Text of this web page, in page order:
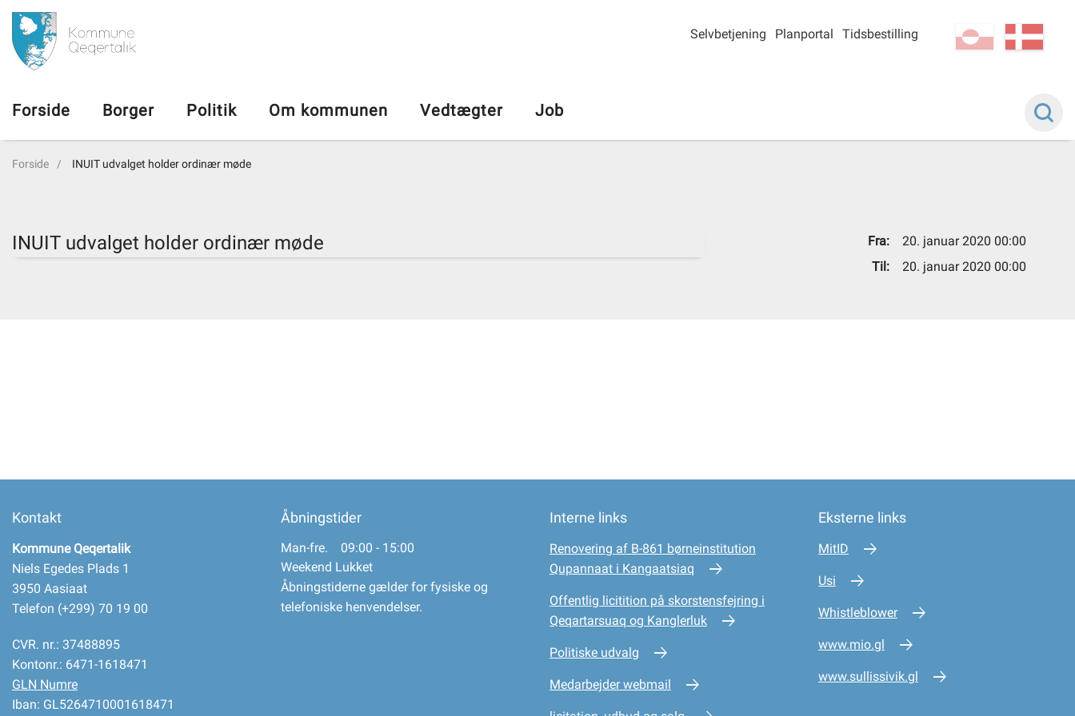
Om kommunen
kl-GL
Selvbetjening Planportal Tidsbestilling
Forside Borger Politik Om kommunen Vedtægter Job
Forside INUIT udvalget holder ordinær møde
INUIT udvalget holder ordinær møde Fra:
20. januar 2020 00:00
Til:
20. januar 2020 00:00
Kontakt
Kommune Qeqertalik
Niels Egedes Plads 1
3950 Aasiaat
Telefon (+299) 70 19 00
CVR. nr.: 37488895
Kontonr.: 6471-1618471
GLN Numre
Iban: GL5264710001618471
Åbningstider
Man-fre. 09:00 - 15:00
Weekend Lukket
Åbningstiderne gælder for fysiske og
telefoniske henvendelser.
Interne links
Renovering af B-861 børneinstitution
Qupannaat i Kangaatsiaq
Offentlig licitition på skorstensfejring i
Qeqartarsuaq og Kanglerluk
Politiske udvalg
Medarbejder webmail
Eksterne links
MitID
Usi
Whistleblower
www.mio.gl
www.sullissivik.gl